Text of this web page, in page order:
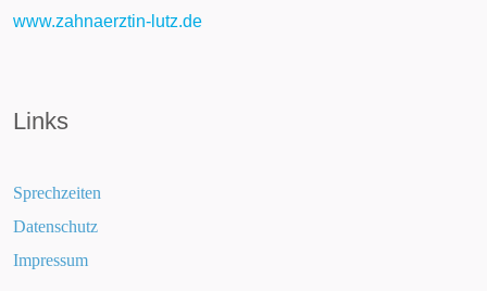
www.zahnaerztin-lutz.de
Links
Sprechzeiten
Datenschutz
Impressum